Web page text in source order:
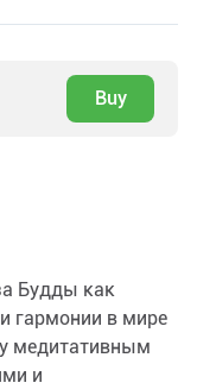
Buy
Будды как
гармонии в мире
медитативным
и